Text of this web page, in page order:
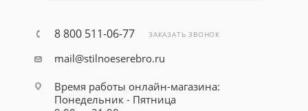
8 800 511-06-77 ЗАКАЗАТЬ ЗВОНОК
mail@stilnoeserebro.ru
Время работы онлайн-магазина:
Понедельник - Пятница